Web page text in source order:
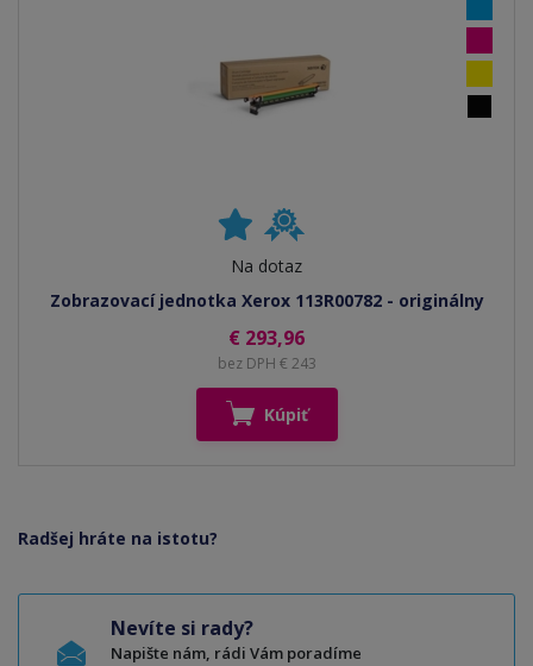
Na dotaz
Zobrazovací jednotka Xerox 113R00782 - originálny
€ 293,96
bez DPH € 243
Kúpiť
Radšej hráte na istotu?
Nevíte si rady?
Napište nám, rádi Vám poradíme